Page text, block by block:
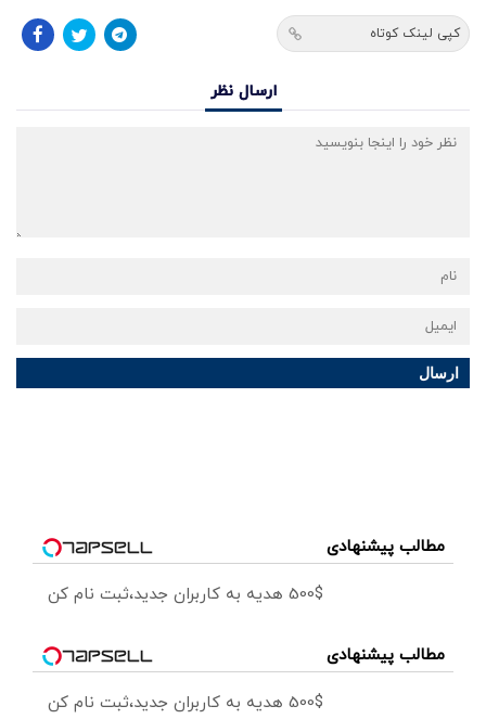
کپی لینک کوتاه
ارسال نظر
ارسال
مطالب پیشنهادی
500$ هدیه به کاربران جدید،ثبت نام کن
مطالب پیشنهادی
500$ هدیه به کاربران جدید،ثبت نام کن